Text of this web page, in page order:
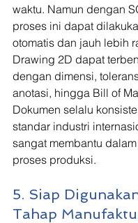
waktu. Namun dengan
proses ini dapat
otomatis dan jauh lebih
Drawing 2D dapat
dengan dimensi,
anotasi, hingga Bill of
Dokumen selalu
standar industri
sangat membantu
proses produksi.
5. Siap
Tahap